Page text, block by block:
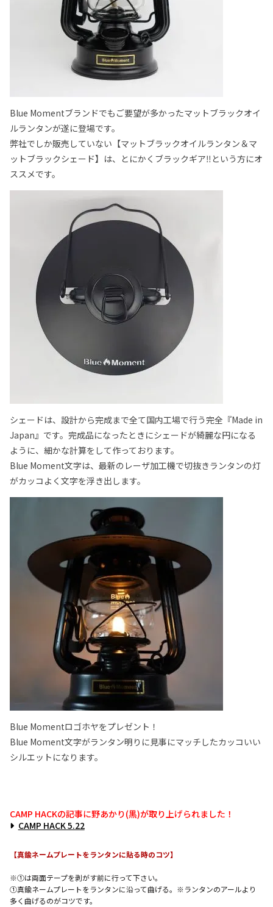
Blue Momentブランドでもご要望が多かったマットブラックオイ
ルランタンが遂に登場です。
弊社でしか販売していない【マットブラックオイルランタン＆マ
ットブラックシェード】は、とにかくブラックギア‼という方にオ
ススメです。
シェードは、設計から完成まで全て国内工場で行う完全『Made in
Japan』です。完成品になったときにシェードが綺麗な円になる
ように、細かな計算をして作っております。
Blue Moment文字は、最新のレーザ加工機で切抜きランタンの灯
がカッコよく文字を浮き出します。
Blue Momentロゴホヤをプレゼント！
Blue Moment文字がランタン明りに見事にマッチしたカッコいい
シルエットになります。
CAMP HACKの記事に野あかり(黒)が取り上げられました！
CAMP HACK 5.22
【真鍮ネームプレートをランタンに貼る時のコツ】
※①は両面テープを剥がす前に行って下さい。
①真鍮ネームプレートをランタンに沿って曲げる。※ランタンのアールより
多く曲げるのがコツです。